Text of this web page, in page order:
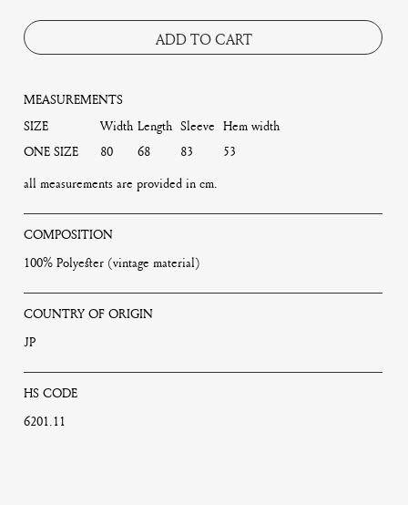
ADD TO CART
MEASUREMENTS
SIZE
Width Length Sleeve Hem width
ONE SIZE
80 68 83
53
all measurements are provided in cm.
COMPOSITION
100% Polyester (vintage material)
COUNTRY OF ORIGIN
JP
HS CODE
6201.11